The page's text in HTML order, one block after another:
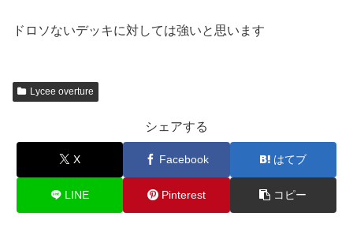
ドロソないデッキに対しては強いと思います
Lycee overture
シェアする
X Facebook はてブ
LINE Pinterest コピー